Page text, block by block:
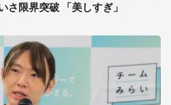
さ限界突破 「美しすぎ」